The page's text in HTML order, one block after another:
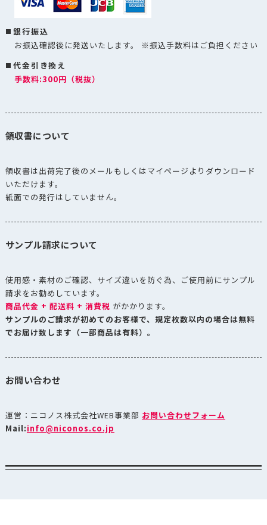
銀行振込
お振込確認後に発送いたします。 ※振込手数料はご負担ください
代金引き換え
手数料:300円（税抜）
領収書について
領収書は出荷完了後のメールもしくはマイページよりダウンロード
いただけます。
紙面での発行はしていません。
サンプル請求について
使用感・素材のご確認、サイズ違いを防ぐ為、ご使用前にサンプル
請求をお勧めしています。
商品代金 + 配送料 + 消費税 がかかります。
サンプルのご請求が初めてのお客様で、規定枚数以内の場合は無料
でお届け致します（一部商品は有料）。
お問い合わせ
運営：ニコノス株式会社WEB事業部 お問い合わせフォーム
Mail:info@niconos.co.jp